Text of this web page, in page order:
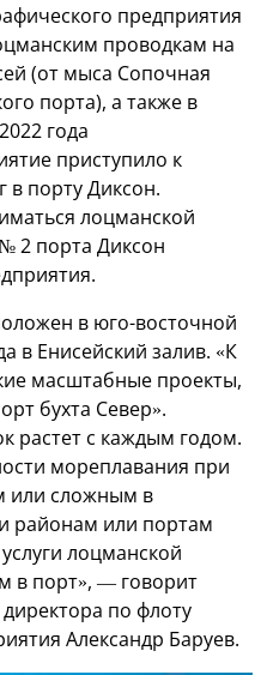
предприятия
проводкам на
(от мыса Сопочная
порта), а также в
года
приступило к
в порту Диксон.
лоцманской
2 порта Диксон
в юго-восточной
в Енисейский залив. «К
масштабные проекты,
бухта Север».
растет с каждым годом.
мореплавания при
или сложным в
районам или портам
лоцманской
в порт», — говорит
по флоту
Александр Баруев.